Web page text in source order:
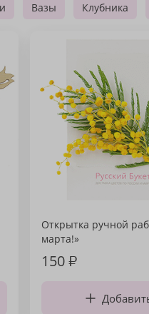
Вазы Клубника
Открытка ручной
марта!»
150₽